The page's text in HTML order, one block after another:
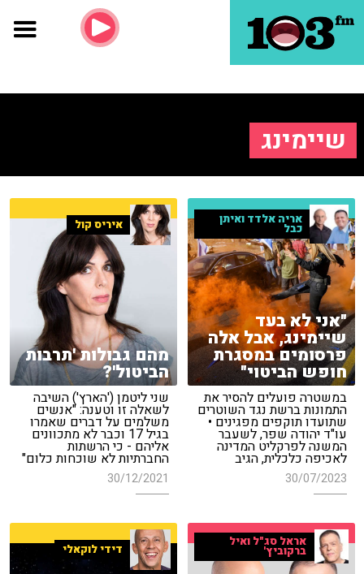
שיימינג
אריה אלדד ואיתן
כבל
"אני לא בעד
שיימינג, אבל אלה
פרסומים במסגרת
חופש הביטוי"
במשטרה פועלים להסיר את
התמונות ברשת נגד השוטרים
שתועדו תוקפים מפגינים •
עו"ד יהודה שפר, לשעבר
המשנה לפרקליט המדינה
לאכיפה כלכלית, הגיב
30/07/2023
איריס קול
מהם גבולות 'תרבות
הביטול'?
שני ליטמן ('הארץ') השיבה
לשאלה זו וטענה: "אנשים
משלמים על דברים שאמרו
בגיל 17 וכבר לא מתכוונים
אליהם - כי הרשתות
החברתיות לא שוכחות כלום"
30/12/2021
אראל סג"ל ואיל
ברקוביץ' דידי לוקאלי